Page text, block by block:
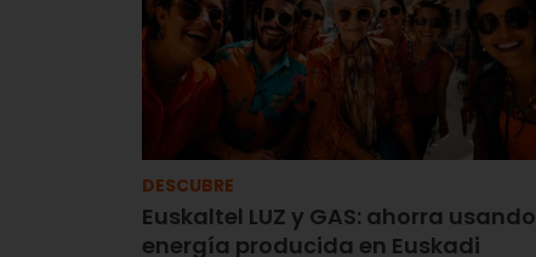
DESCUBRE
Euskaltel LUZ y GAS: ahorra usando
energía producida en Euskadi